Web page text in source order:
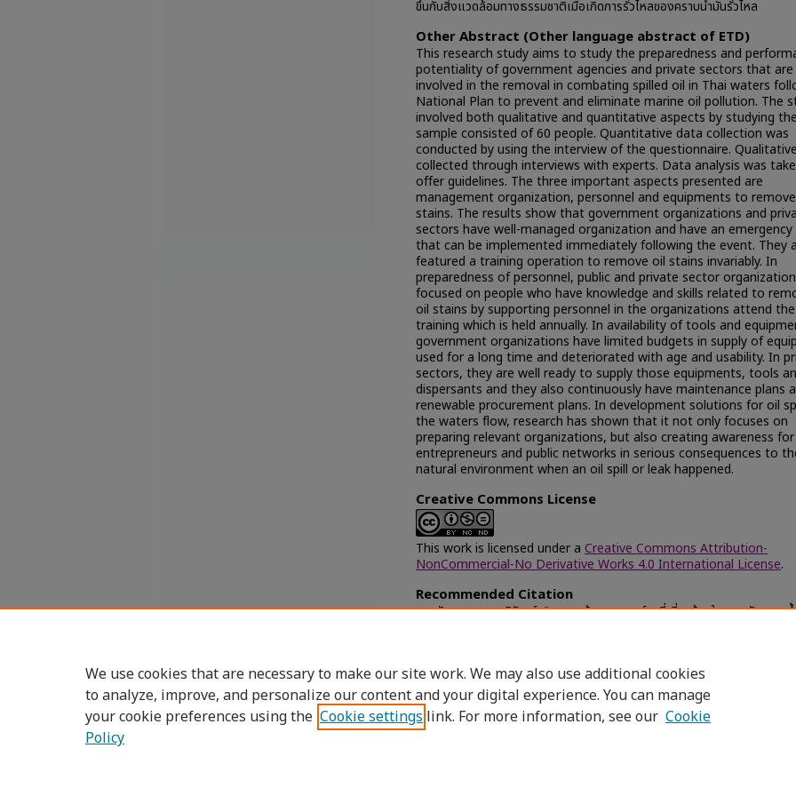
ขึ้นกับสิ่งแวดล้อมทางธรรมชาติเมื่อเกิดการรั่วไหลของคราบน้ำมันรั่วไหล
Other Abstract (Other language abstract of ETD)
This research study aims to study the preparedness and
potentiality of government agencies and private sectors that are
involved in the removal in combating spilled oil in Thai waters
National Plan to prevent and eliminate marine oil pollution. The
involved both qualitative and quantitative aspects by studying
sample consisted of 60 people. Quantitative data collection was
conducted by using the interview of the questionnaire.
collected through interviews with experts. Data analysis was
offer guidelines. The three important aspects presented are
management organization, personnel and equipments to
stains. The results show that government organizations and
sectors have well-managed organization and have an emergency
that can be implemented immediately following the event. They
featured a training operation to remove oil stains invariably. In
preparedness of personnel, public and private sector
focused on people who have knowledge and skills related to
oil stains by supporting personnel in the organizations attend the
training which is held annually. In availability of tools and
government organizations have limited budgets in supply of
used for a long time and deteriorated with age and usability. In
sectors, they are well ready to supply those equipments, tools
dispersants and they also continuously have maintenance plans
renewable procurement plans. In development solutions for oil
the waters flow, research has shown that it not only focuses on
preparing relevant organizations, but also creating awareness for
entrepreneurs and public networks in serious consequences to
natural environment when an oil spill or leak happened.
Creative Commons License
This work is licensed under a Creative Commons Attribution-
NonCommercial-No Derivative Works 4.0 International License.
Recommended Citation
นวลรัตนตระกูล, อภิวัฒน์, "ความพร้อมขององค์กรที่เกี่ยวข้องในการขจัดคราบน้
We use cookies that are necessary to make our site work. We may also use additional cookies
to analyze, improve, and personalize our content and your digital experience. You can manage
your cookie preferences using the Cookie settings link. For more information, see our Cookie
Policy